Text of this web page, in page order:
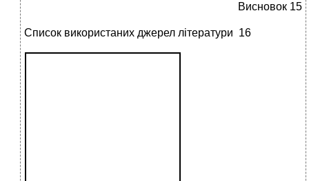
Висновок 15
Список використаних джерел літератури 16